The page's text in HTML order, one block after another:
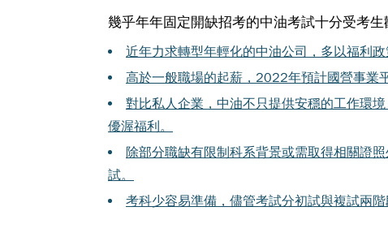
幾乎年年固定開缺招考的中油考試十分受考
近年力求轉型年輕化的中油公司，多以福利
高於一般職場的起薪，2022年預計國營事業
對比私人企業，中油不只提供安穩的工作環
優渥福利。
除部分職缺有限制科系背景或需取得相關證
試。
考科少容易準備，儘管考試分初試與複試兩